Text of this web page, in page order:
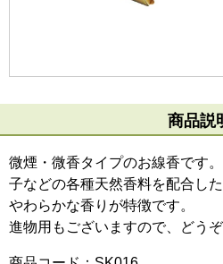
商品説
微煙・微香タイプのお線香です
子などの各種天然香料を配合した
やわらかな香りが特徴です。
進物用もございますので、どうぞ